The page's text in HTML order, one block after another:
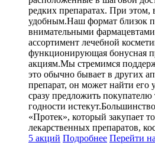
редких препаратах. При
удобным.Наш формат близок
внимательными
ассортимент лечебной
функционирующая бонусная
акциям.Мы стремимся
это обычно бывает в других
препарат, он может найти его
сразу предложить покупателю
годности
«Протек», который закупает
лекарственных препаратов,
5 акций Подробнее Перейти